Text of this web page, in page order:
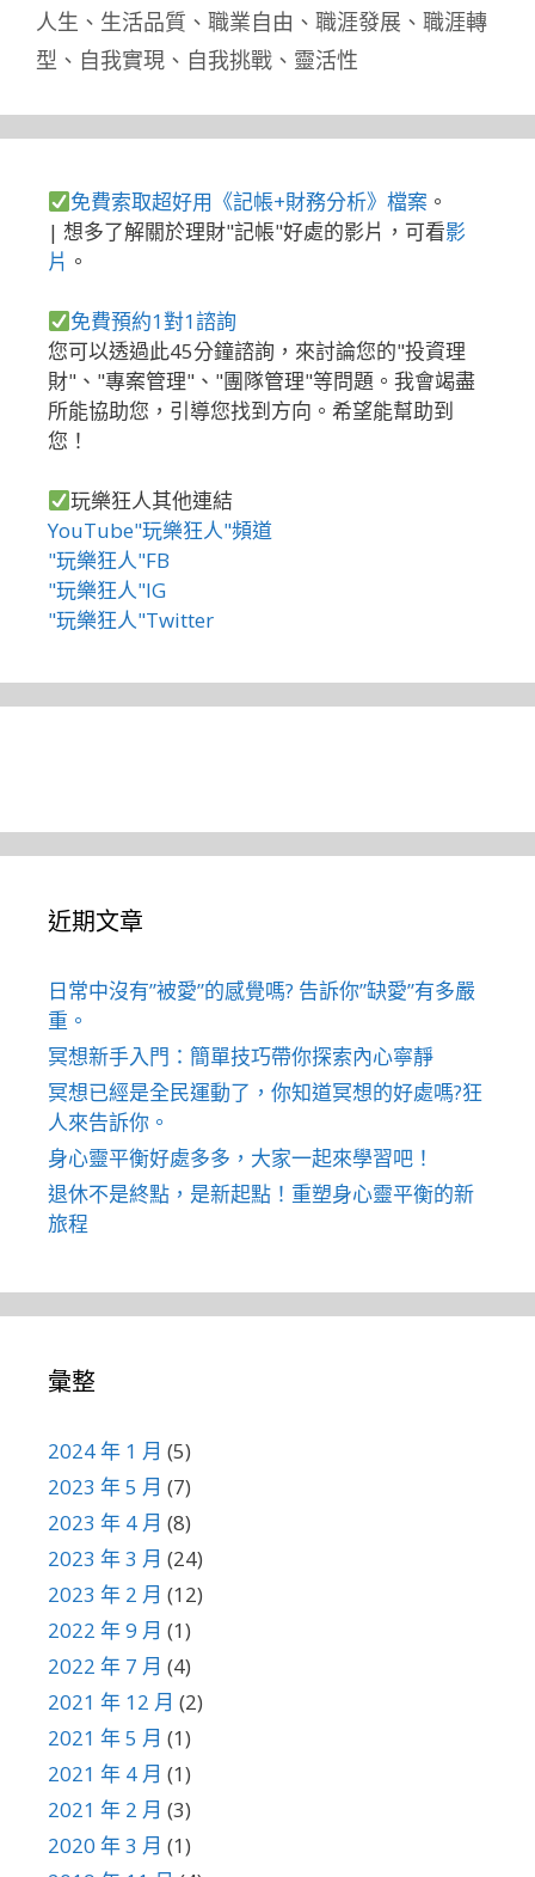
人生 、 生活品質 、 職業自由 、 職涯發展 、 職涯轉
型 、 自我實現 、 自我挑戰 、 靈活性
免費索取超好用《記帳+財務分析》檔案 。
| 想多了解關於理財"記帳"好處的影片，可看影
片 。
免費預約1對1諮詢
您可以透過此45分鐘諮詢，來討論您的"投資理
財"、"專案管理"、"團隊管理"等問題。我會竭盡
所能協助您，引導您找到方向。希望能幫助到
您！
玩樂狂人其他連結
YouTube"玩樂狂人"頻道
"玩樂狂人"FB
"玩樂狂人"IG
"玩樂狂人"Twitter
近期文章
日常中沒有”被愛”的感覺嗎? 告訴你”缺愛”有多嚴
重。
冥想新手入門：簡單技巧帶你探索內心寧靜
冥想已經是全民運動了，你知道冥想的好處嗎?狂
人來告訴你。
身心靈平衡好處多多，大家一起來學習吧！
退休不是終點，是新起點！重塑身心靈平衡的新
旅程
彙整
2024 年 1 月 (5)
2023 年 5 月 (7)
2023 年 4 月 (8)
2023 年 3 月 (24)
2023 年 2 月 (12)
2022 年 9 月 (1)
2022 年 7 月 (4)
2021 年 12 月 (2)
2021 年 5 月 (1)
2021 年 4 月 (1)
2021 年 2 月 (3)
2020 年 3 月 (1)